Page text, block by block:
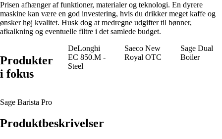
Prisen afhænger af funktioner, materialer og teknologi. En dyrere
maskine kan være en god investering, hvis du drikker meget kaffe og
ønsker høj kvalitet. Husk dog at medregne udgifter til bønner,
afkalkning og eventuelle filtre i det samlede budget.
Produkter
i fokus
DeLonghi
EC 850.M -
Steel
Saeco New
Royal OTC
Sage Dual
Boiler
Sage Barista Pro
Produktbeskrivelser